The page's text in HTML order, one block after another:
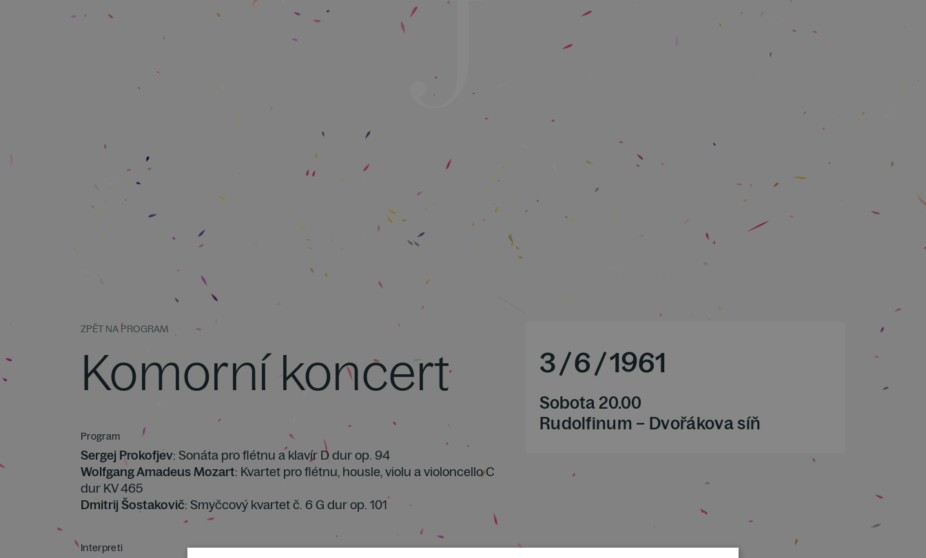
ZPĚT NA PROGRAM
Komorní koncert
Program
Sergej Prokofjev: Sonáta pro flétnu a klavír D dur op. 94
Wolfgang Amadeus Mozart: Kvartet pro flétnu, housle, violu a violoncello C
dur KV 465
Dmitrij Šostakovič: Smyčcový kvartet č. 6 G dur op. 101
Interpreti
3/6/1961
Sobota 20.00
Rudolfinum – Dvořákova síň